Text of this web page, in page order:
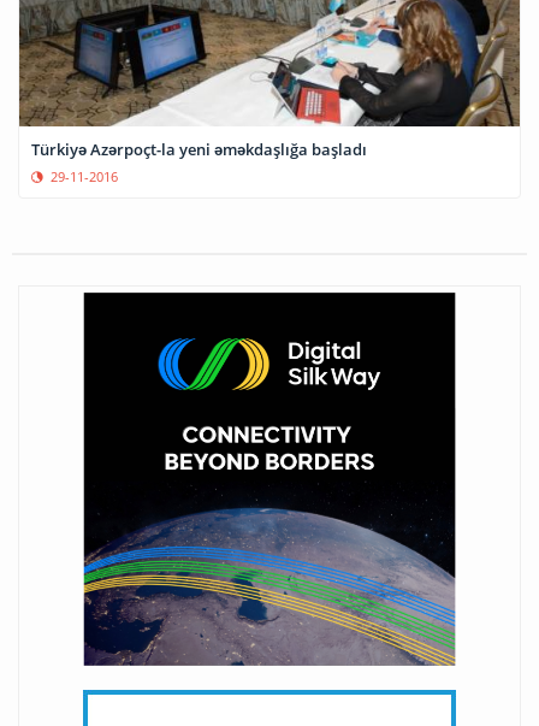
Türkiyə Azərpoçt-la yeni əməkdaşlığa başladı
29-11-2016